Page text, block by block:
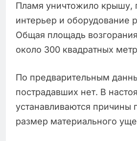
Пламя уничтожило крышу,
интерьер и оборудование
Общая площадь
около 300 квадратных
По предварительным
пострадавших нет. В
устанавливаются причины
размер материального